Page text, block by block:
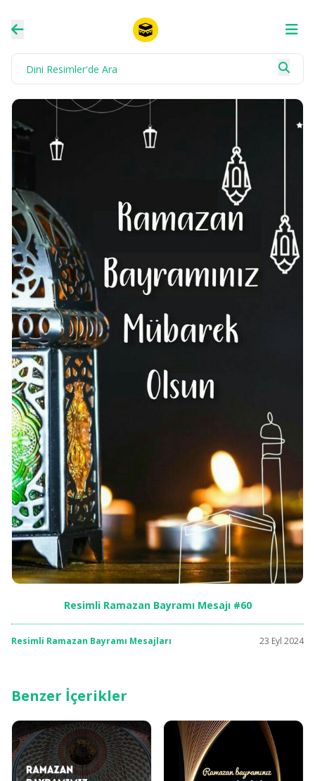
Resimli Ramazan Bayramı Mesajı #60
Resimli Ramazan Bayramı Mesajları 23 Eyl 2024
Benzer İçerikler